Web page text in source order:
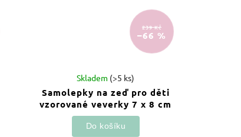
239 Kč
–66 %
Samolepky na zeď pro děti
vzorované veverky 7 x 8 cm
Skladem (>5 ks)
Do košíku